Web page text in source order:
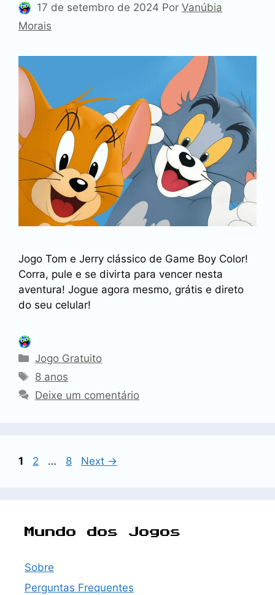
17 de setembro de 2024 Por Vanúbia
Morais
Jogo Tom e Jerry clássico de Game Boy Color!
Corra, pule e se divirta para vencer nesta
aventura! Jogue agora mesmo, grátis e direto
do seu celular!
Categorias
Jogo Gratuito
Tags
8 anos
Deixe um comentário
Page
1 Page
2 … Page
8 Next →
Mundo dos Jogos
Sobre
Perguntas Frequentes